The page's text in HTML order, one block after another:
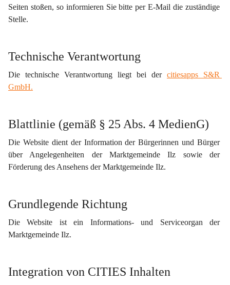
Seiten stoßen, so informieren Sie bitte per E-Mail die zuständige
Stelle.
Technische Verantwortung
Die technische Verantwortung liegt bei der citiesapps S&R
GmbH.
Blattlinie (gemäß § 25 Abs. 4 MedienG)
Die Website dient der Information der Bürgerinnen und Bürger
über Angelegenheiten der Marktgemeinde Ilz sowie der
Förderung des Ansehens der Marktgemeinde Ilz.
Grundlegende Richtung
Die Website ist ein Informations- und Serviceorgan der
Marktgemeinde Ilz.
Integration von CITIES Inhalten